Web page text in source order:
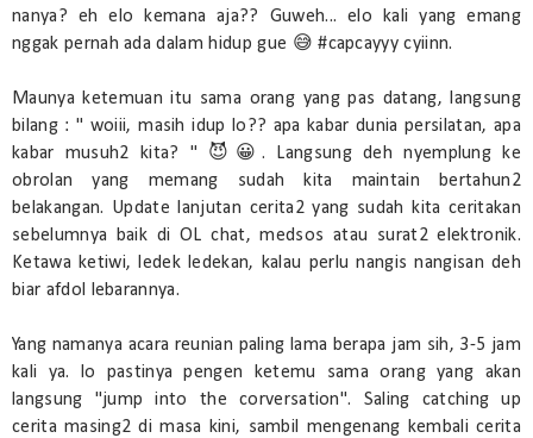
nanya? eh elo kemana aja?? Guweh... elo kali yang emang
nggak pernah ada dalam hidup gue 😅 #capcayyy cyiinn.
Maunya ketemuan itu sama orang yang pas datang, langsung
bilang : " woiii, masih idup lo?? apa kabar dunia persilatan, apa
kabar musuh2 kita? " 😈😀. Langsung deh nyemplung ke
obrolan yang memang sudah kita maintain bertahun2
belakangan. Update lanjutan cerita2 yang sudah kita ceritakan
sebelumnya baik di OL chat, medsos atau surat2 elektronik.
Ketawa ketiwi, ledek ledekan, kalau perlu nangis nangisan deh
biar afdol lebarannya.
Yang namanya acara reunian paling lama berapa jam sih, 3-5 jam
kali ya. lo pastinya pengen ketemu sama orang yang akan
langsung "jump into the corversation". Saling catching up
cerita masing2 di masa kini, sambil mengenang kembali cerita